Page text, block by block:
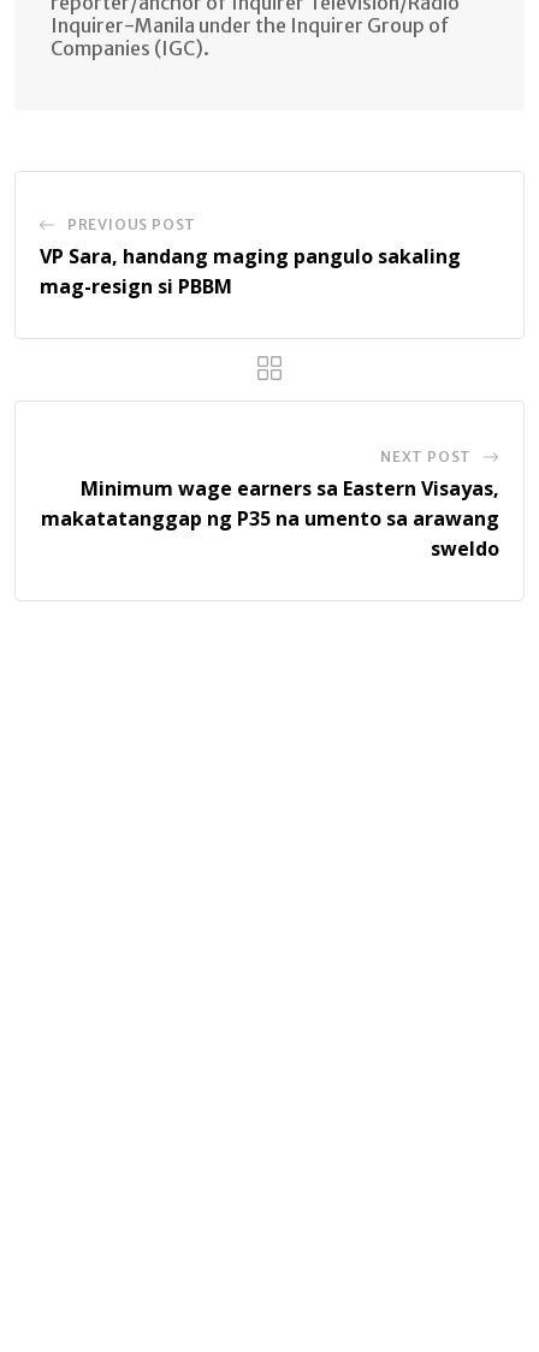
Inquirer-Manila under the Inquirer Group of
Companies (IGC).
PREVIOUS POST
VP Sara, handang maging pangulo sakaling
mag-resign si PBBM
NEXT POST
Minimum wage earners sa Eastern Visayas,
makatatanggap ng P35 na umento sa arawang
sweldo